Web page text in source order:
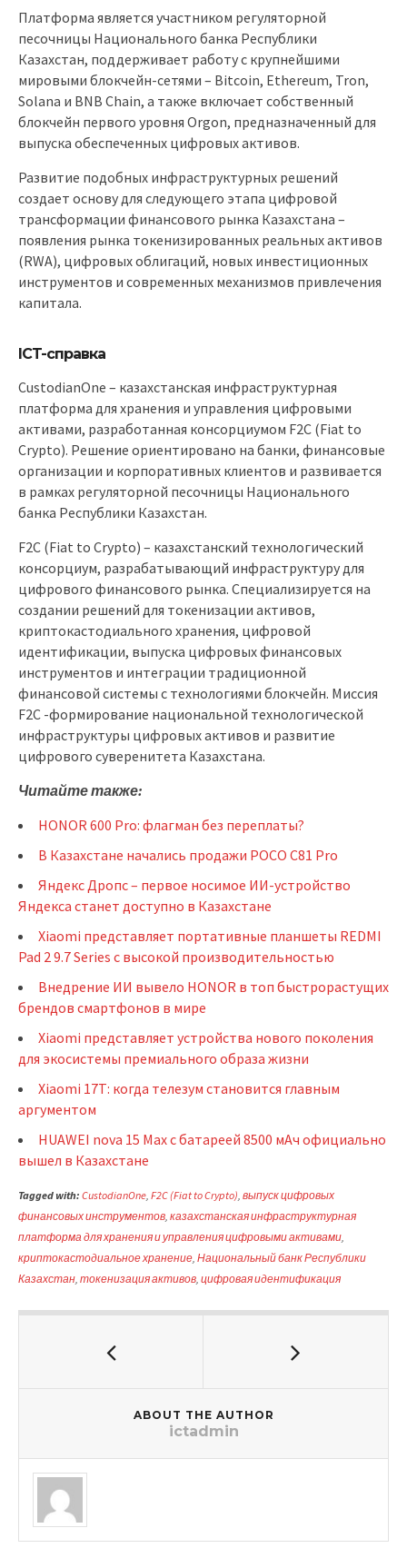
Платформа является участником регуляторной
песочницы Национального банка Республики
Казахстан, поддерживает работу с крупнейшими
мировыми блокчейн-сетями – Bitcoin, Ethereum, Tron,
Solana и BNB Chain, а также включает собственный
блокчейн первого уровня Orgon, предназначенный для
выпуска обеспеченных цифровых активов.
Развитие подобных инфраструктурных решений
создает основу для следующего этапа цифровой
трансформации финансового рынка Казахстана –
появления рынка токенизированных реальных активов
(RWA), цифровых облигаций, новых инвестиционных
инструментов и современных механизмов привлечения
капитала.
ICT-справка
CustodianOne – казахстанская инфраструктурная
платформа для хранения и управления цифровыми
активами, разработанная консорциумом F2C (Fiat to
Crypto). Решение ориентировано на банки, финансовые
организации и корпоративных клиентов и развивается
в рамках регуляторной песочницы Национального
банка Республики Казахстан.
F2C (Fiat to Crypto) – казахстанский технологический
консорциум, разрабатывающий инфраструктуру для
цифрового финансового рынка. Специализируется на
создании решений для токенизации активов,
криптокастодиального хранения, цифровой
идентификации, выпуска цифровых финансовых
инструментов и интеграции традиционной
финансовой системы с технологиями блокчейн. Миссия
F2C -формирование национальной технологической
инфраструктуры цифровых активов и развитие
цифрового суверенитета Казахстана.
Читайте также:
HONOR 600 Pro: флагман без переплаты?
В Казахстане начались продажи POCO C81 Pro
Яндекс Дропс – первое носимое ИИ-устройство
Яндекса станет доступно в Казахстане
Xiaomi представляет портативные планшеты REDMI
Pad 2 9.7 Series с высокой производительностью
Внедрение ИИ вывело HONOR в топ быстрорастущих
брендов смартфонов в мире
Xiaomi представляет устройства нового поколения
для экосистемы премиального образа жизни
Xiaomi 17T: когда телезум становится главным
аргументом
HUAWEI nova 15 Max с батареей 8500 мАч официально
вышел в Казахстане
Tagged with: CustodianOne, F2C (Fiat to Crypto), выпуск цифровых
финансовых инструментов, казахстанская инфраструктурная
платформа для хранения и управления цифровыми активами,
криптокастодиальное хранение, Национальный банк Республики
Казахстан, токенизация активов, цифровая идентификация
ABOUT THE AUTHOR
ictadmin